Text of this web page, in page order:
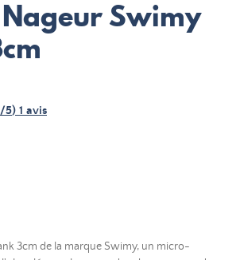
Nageur Swimy
/5) 1 avis
3cm de la marque Swimy, un micro-